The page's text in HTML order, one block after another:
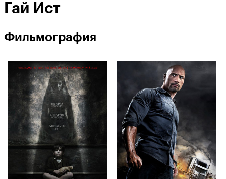
Гай Ист
Фильмография